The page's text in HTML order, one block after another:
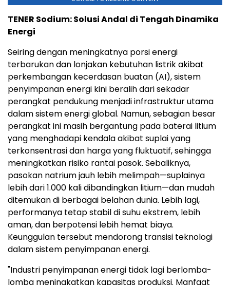
TENER Sodium: Solusi Andal di Tengah Dinamika
Energi
Seiring dengan meningkatnya porsi energi
terbarukan dan lonjakan kebutuhan listrik akibat
perkembangan kecerdasan buatan (AI), sistem
penyimpanan energi kini beralih dari sekadar
perangkat pendukung menjadi infrastruktur utama
dalam sistem energi global. Namun, sebagian besar
perangkat ini masih bergantung pada baterai litium
yang menghadapi kendala akibat suplai yang
terkonsentrasi dan harga yang fluktuatif, sehingga
meningkatkan risiko rantai pasok. Sebaliknya,
pasokan natrium jauh lebih melimpah—suplainya
lebih dari 1.000 kali dibandingkan litium—dan mudah
ditemukan di berbagai belahan dunia. Lebih lagi,
performanya tetap stabil di suhu ekstrem, lebih
aman, dan berpotensi lebih hemat biaya.
Keunggulan tersebut mendorong transisi teknologi
dalam sistem penyimpanan energi.
"Industri penyimpanan energi tidak lagi berlomba-
lomba meningkatkan kapasitas produksi. Manfaat